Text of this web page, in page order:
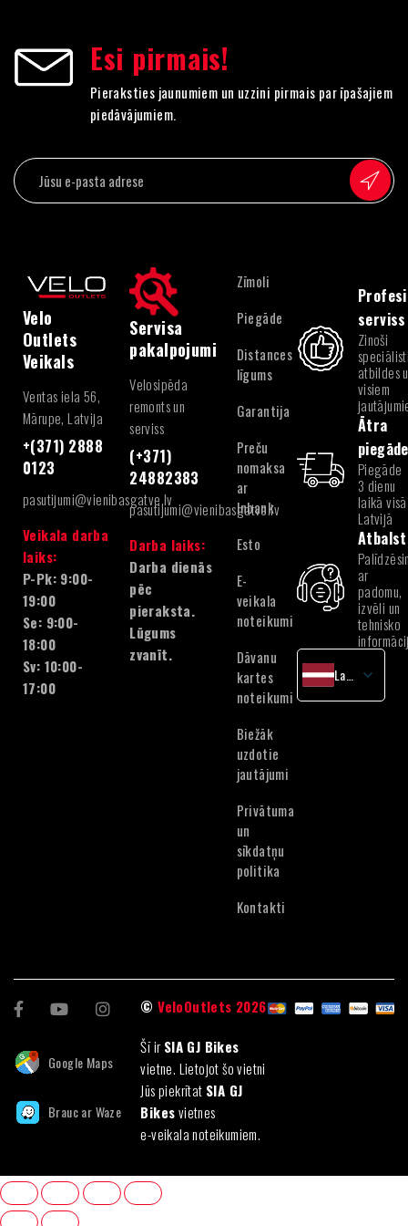
Esi pirmais!
Pieraksties jaunumiem un uzzini pirmais par īpašajiem
piedāvājumiem.
Velo
Outlets
Veikals
Ventas iela 56,
Mārupe, Latvija
+(371) 2888
0123
pasutijumi@vienibasgatve.lv
Veikala darba
laiks:
P-Pk: 9:00-
19:00
Se: 9:00-
18:00
Sv: 10:00-
17:00
Servisa
pakalpojumi
Velosipēda
remonts un
serviss
(+371)
24882383
pasutijumi@vienibasgatve.lv
Darba laiks:
Darba dienās
pēc
pieraksta.
Lūgums
zvanīt.
Zīmoli
Piegāde
Distances
līgums
Garantija
Preču
nomaksa
ar
Inbank
Esto
E-
veikala
noteikumi
Dāvanu
kartes
noteikumi
Biežāk
uzdotie
jautājumi
Privātuma
un
sīkdatņu
politika
Kontakti
serviss
Zinoši
atbildes
visiem
Ātra
piegāde
Piegāde
3 dienu
laikā visā
Latvijā
ar
padomu,
izvēli un
tehnisko
English
Google Maps
Brauc ar Waze
©VeloOutlets 2026
Šī irSIA GJ Bikes
vietne. Lietojot šo vietni
Jūs piekrītat SIA GJ
Bikesvietnes
e-veikala noteikumiem.